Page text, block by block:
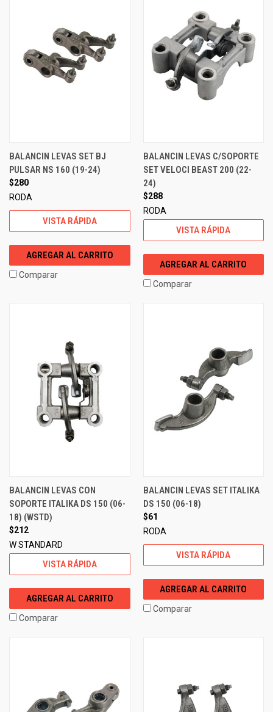
BALANCIN LEVAS SET BJ
PULSAR NS 160 (19-24)
$280
RODA
VISTA RÁPIDA
AGREGAR AL CARRITO
Comparar
BALANCIN LEVAS C/SOPORTE
SET VELOCI BEAST 200 (22-
24)
$288
RODA
VISTA RÁPIDA
AGREGAR AL CARRITO
Comparar
BALANCIN LEVAS CON
SOPORTE ITALIKA DS 150 (06-
18) (WSTD)
$212
W STANDARD
VISTA RÁPIDA
AGREGAR AL CARRITO
Comparar
BALANCIN LEVAS SET ITALIKA
DS 150 (06-18)
$61
RODA
VISTA RÁPIDA
AGREGAR AL CARRITO
Comparar